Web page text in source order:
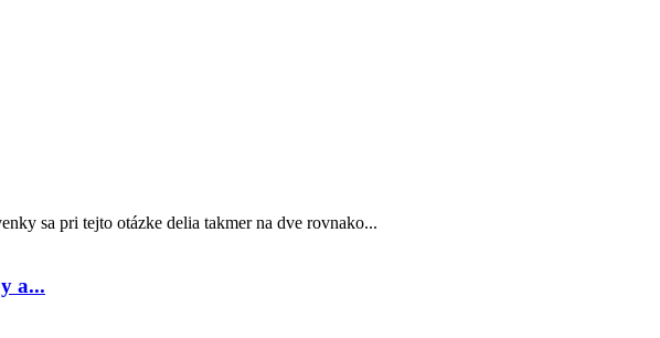
sa pri tejto otázke delia takmer na dve rovnako...
a...